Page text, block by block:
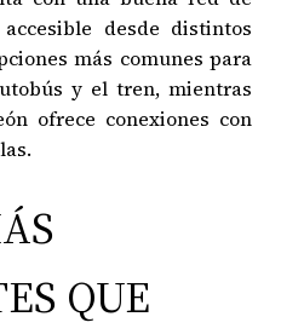
desde distintos
más comunes para
y el tren, mientras
ofrece conexiones con
QUE